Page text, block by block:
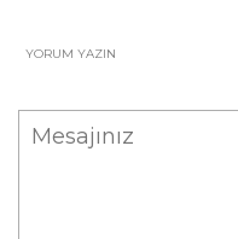
YORUM YAZIN